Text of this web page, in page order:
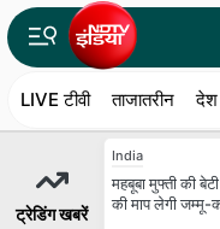
LIVE टीवी ताजातरीन देश
ट्रेडिंग खबरें
India
महबूबा मुफ्ती की
की माप लेगी जम्मू-